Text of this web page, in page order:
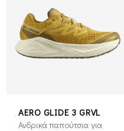
AERO GLIDE 3 GRVL
Ανδρικά παπούτσια για